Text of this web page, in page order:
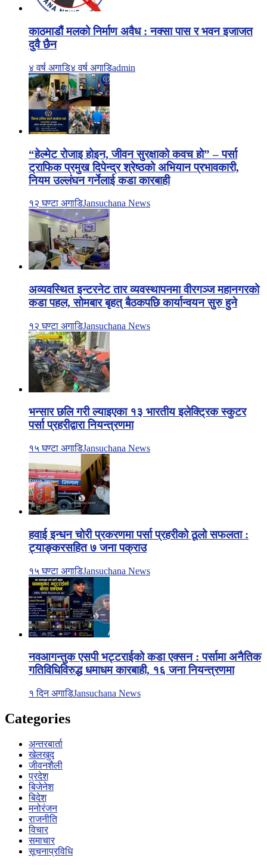
काठमाडौं मलको निर्माण अवैध : नक्सा पास र भवन इजाजत
दुवै छैन
४ वर्ष अगाडि४ वर्ष अगाडिadmin
“हेल्मेट रोजाइ होइन, जीवन सुरक्षाको कवच हो” – पर्सा
ट्राफिक प्रमुख दिपेन्द्र श्रेष्ठको अभियान प्रभावकारी,
नियम उल्लंघन गर्नेलाई कडा कारबाही
१२ घण्टा अगाडिJansuchana News
अव्यवस्थित इन्टरनेट तार व्यवस्थापनमा वीरगञ्ज महानगरको
कडा पहल, सोमबार बृहत् बैठकपछि कार्यान्वयन सुरु हुने
१२ घण्टा अगाडिJansuchana News
भन्सार छलि गरी ल्याइएका १३ भारतीय इलेक्ट्रिक स्कुटर
पर्सा प्रहरीद्वारा नियन्त्रणमा
१५ घण्टा अगाडिJansuchana News
हवाई इन्धन चोरी प्रकरणमा पर्सा प्रहरीको ठूलो सफलता :
ट्याङ्करसहित ७ जना पक्राउ
१५ घण्टा अगाडिJansuchana News
नवआगन्तुक एसपी भट्टराईको कडा एक्सन : पर्सामा अनैतिक
गतिविधिविरुद्ध धमाधम कारबाही, १६ जना नियन्त्रणमा
१ दिन अगाडिJansuchana News
Categories
अन्तरबार्ता
खेलखुद
जीवनशैली
प्रदेश
बिजेनेश
बिदेश
मनोरंजन
राजनीति
विचार
समाचार
सूचनाप्रविधि